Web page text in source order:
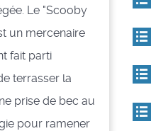
Le "Scooby
un mercenaire
fait parti
terrasser la
prise de bec au
pour ramener